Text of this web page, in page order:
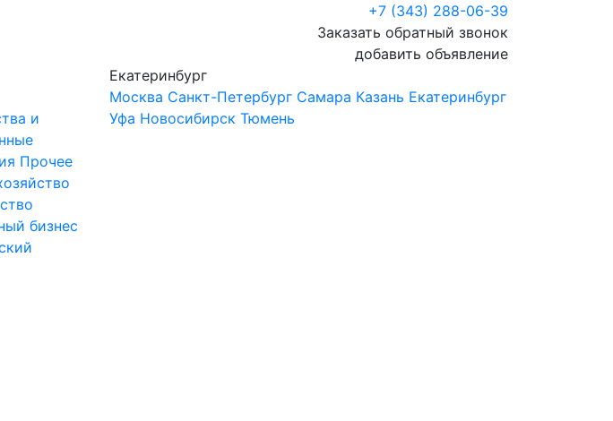
+7 (343) 288-06-39
Заказать обратный звонок
добавить объявление
и
Прочее
бизнес
Екатеринбург
Москва Санкт-Петербург Самара Казань Екатеринбург
Уфа Новосибирск Тюмень